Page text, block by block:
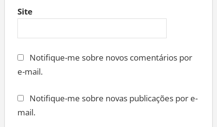
Site
Notifique-me sobre novos comentários por
e-mail.
Notifique-me sobre novas publicações por e-
mail.